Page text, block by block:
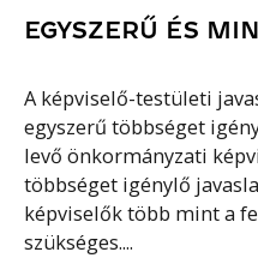
EGYSZERŰ ÉS
A képviselő-testületi
egyszerű többséget
levő önkormányzati
többséget igénylő
képviselők több mint a
szükséges....